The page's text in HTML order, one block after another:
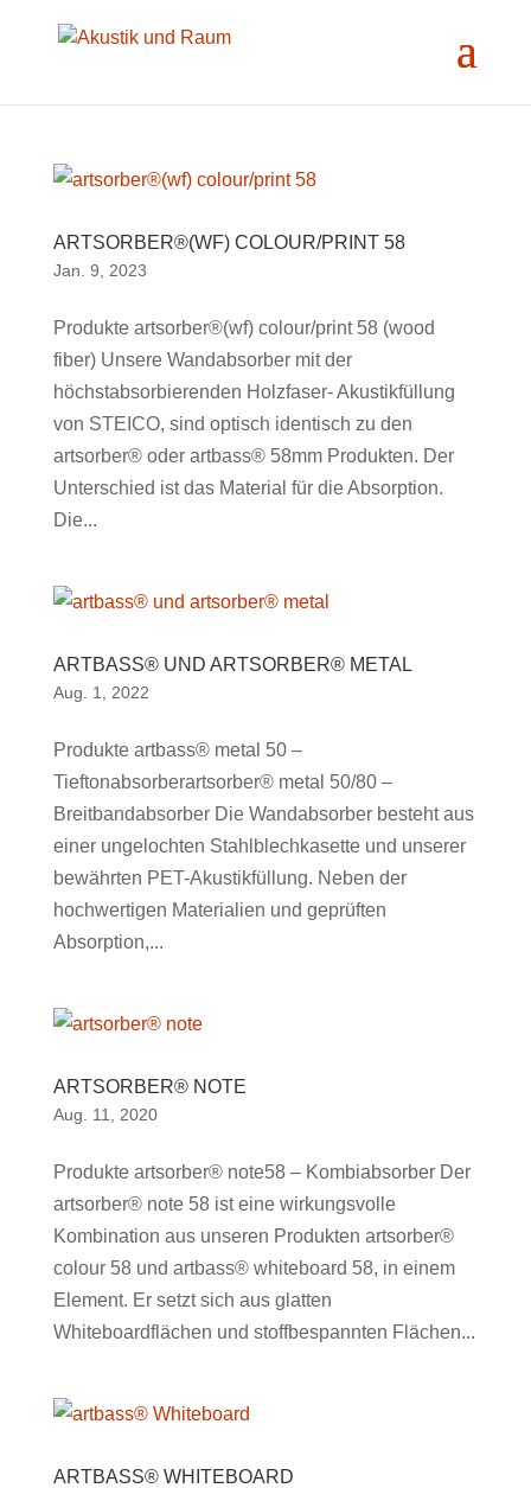
ARTSORBER®(WF) COLOUR/PRINT 58
Jan. 9, 2023
Produkte artsorber®(wf) colour/print 58 (wood
fiber) Unsere Wandabsorber mit der
höchstabsorbierenden Holzfaser- Akustikfüllung
von STEICO, sind optisch identisch zu den
artsorber® oder artbass® 58mm Produkten. Der
Unterschied ist das Material für die Absorption.
Die...
ARTBASS® UND ARTSORBER® METAL
Aug. 1, 2022
Produkte artbass® metal 50 –
Tieftonabsorberartsorber® metal 50/80 –
Breitbandabsorber Die Wandabsorber besteht aus
einer ungelochten Stahlblechkasette und unserer
bewährten PET-Akustikfüllung. Neben der
hochwertigen Materialien und geprüften
Absorption,...
ARTSORBER® NOTE
Aug. 11, 2020
Produkte artsorber® note58 – Kombiabsorber Der
artsorber® note 58 ist eine wirkungsvolle
Kombination aus unseren Produkten artsorber®
colour 58 und artbass® whiteboard 58, in einem
Element. Er setzt sich aus glatten
Whiteboardflächen und stoffbespannten Flächen...
ARTBASS® WHITEBOARD